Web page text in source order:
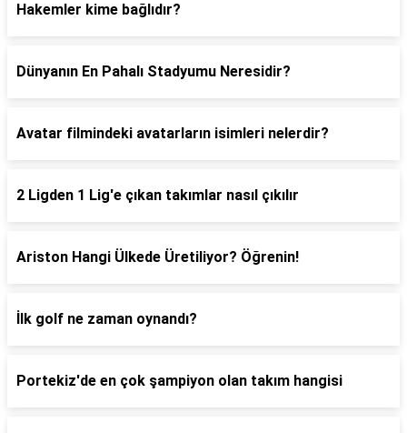
Hakemler kime bağlıdır?
Dünyanın En Pahalı Stadyumu Neresidir?
Avatar filmindeki avatarların isimleri nelerdir?
2 Ligden 1 Lig'e çıkan takımlar nasıl çıkılır
Ariston Hangi Ülkede Üretiliyor? Öğrenin!
İlk golf ne zaman oynandı?
Portekiz'de en çok şampiyon olan takım hangisi